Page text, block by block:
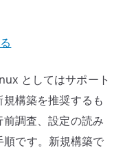
としてはサポート
構築を推奨するも
調査、設定の読み
です。新規構築で